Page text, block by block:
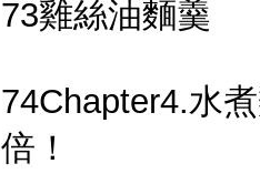
73雞絲油麵羹
74Chapter4.水
倍！